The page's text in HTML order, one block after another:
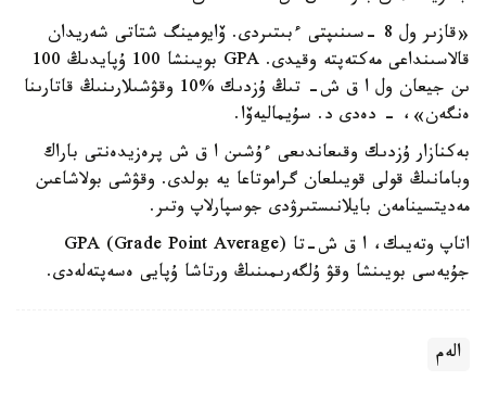
«قازىر ول 8 -سىنىپتى ءبىتىردى. ۆايومينگ شتاتى شەريدان
قالاسىنداعى مەكتەپتە وقيدى. GPA بويىنشا 100 ۇپايدىڭ 100
ىن جيعان ول ا ق ش- تىڭ ۇزدىك %10 وقۋشىلارىنىڭ قاتارىنا
ەنگەن»، - دەدى د. سۇيماليەۆا.
بەكنازار ۇزدىك وقىعاندىعى ءۇشىن ا ق ش پرەزيدەنتى باراك
وبامانىڭ قولى قويىلعان گراموتاعا يە بولدى. وقۋشى بولاشاعىن
مەديتسينامەن بايلانىستىرۋدى جوسپارلاپ وتىر.
اتاپ وتەيىك، ا ق ش-تا GPA (Grade Point Average)
جۇيەسى بويىنشا وقۋ ۇلگەرىمىنىڭ ورتاشا ۇپايى ەسەپتەلەدى.
الەم